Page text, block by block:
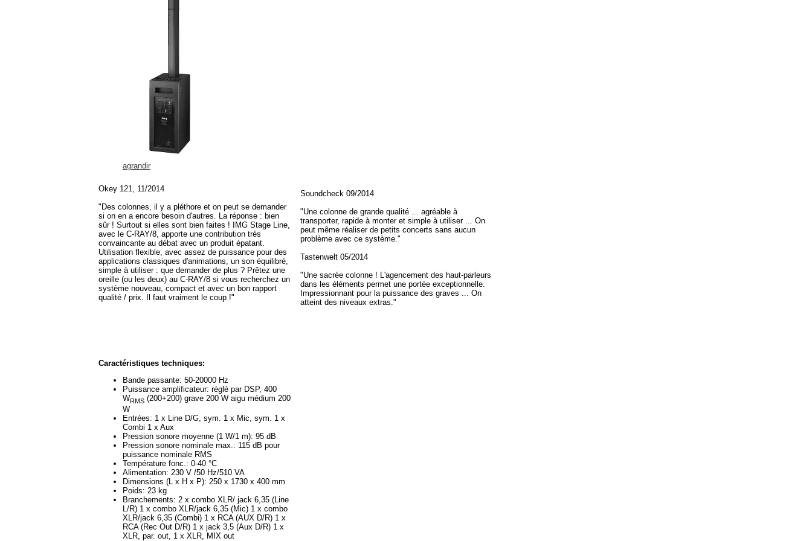
agrandir
Okey 121, 11/2014
"Des colonnes, il y a pléthore et on peut se demander
si on en a encore besoin d'autres. La réponse : bien
sûr ! Surtout si elles sont bien faites ! IMG Stage Line,
avec le C-RAY/8, apporte une contribution très
convaincante au débat avec un produit épatant.
Utilisation flexible, avec assez de puissance pour des
applications classiques d'animations, un son équilibré,
simple à utiliser : que demander de plus ? Prêtez une
oreille (ou les deux) au C-RAY/8 si vous recherchez un
système nouveau, compact et avec un bon rapport
qualité / prix. Il faut vraiment le coup !"
Soundcheck 09/2014
"Une colonne de grande qualité ... agréable à
transporter, rapide à monter et simple à utiliser ... On
peut même réaliser de petits concerts sans aucun
problème avec ce système."
Tastenwelt 05/2014
"Une sacrée colonne ! L'agencement des haut-parleurs
dans les éléments permet une portée exceptionnelle.
Impressionnant pour la puissance des graves ... On
atteint des niveaux extras."
Caractéristiques techniques:
Bande passante: 50-20000 Hz
Puissance amplificateur: réglé par DSP, 400
WRMS (200+200) grave 200 W aigu médium 200
W
Entrées: 1 x Line D/G, sym. 1 x Mic, sym. 1 x
Combi 1 x Aux
Pression sonore moyenne (1 W/1 m): 95 dB
Pression sonore nominale max.: 115 dB pour
puissance nominale RMS
Température fonc.: 0-40 °C
Alimentation: 230 V /50 Hz/510 VA
Dimensions (L x H x P): 250 x 1730 x 400 mm
Poids: 23 kg
Branchements: 2 x combo XLR/ jack 6,35 (Line
L/R) 1 x combo XLR/jack 6,35 (Mic) 1 x combo
XLR/jack 6,35 (Combi) 1 x RCA (AUX D/R) 1 x
RCA (Rec Out D/R) 1 x jack 3,5 (Aux D/R) 1 x
XLR, par. out, 1 x XLR, MIX out